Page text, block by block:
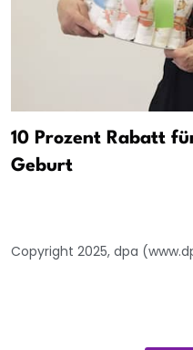
10 Prozent Rabatt
Geburt
Copyright 2025, dpa